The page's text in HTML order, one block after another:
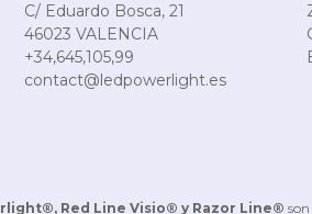
C/ Eduardo Bosca, 21
46023 VALENCIA
+34,645,105,99
contact@ledpowerlight.es
Red Line Visio® y Razor Line®